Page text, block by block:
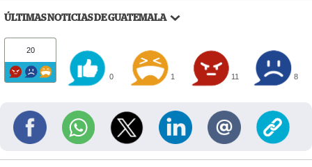
ÚLTIMAS NOTICIAS DE GUATEMALA
20
0 1 11 8